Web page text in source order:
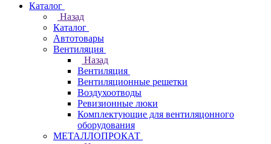
Каталог
Назад
Каталог
Автотовары
Вентиляция
Назад
Вентиляция
Вентиляционные решетки
Воздухоотводы
Ревизионные люки
Комплектующие для вентиляцонного
оборудования
МЕТАЛЛОПРОКАТ